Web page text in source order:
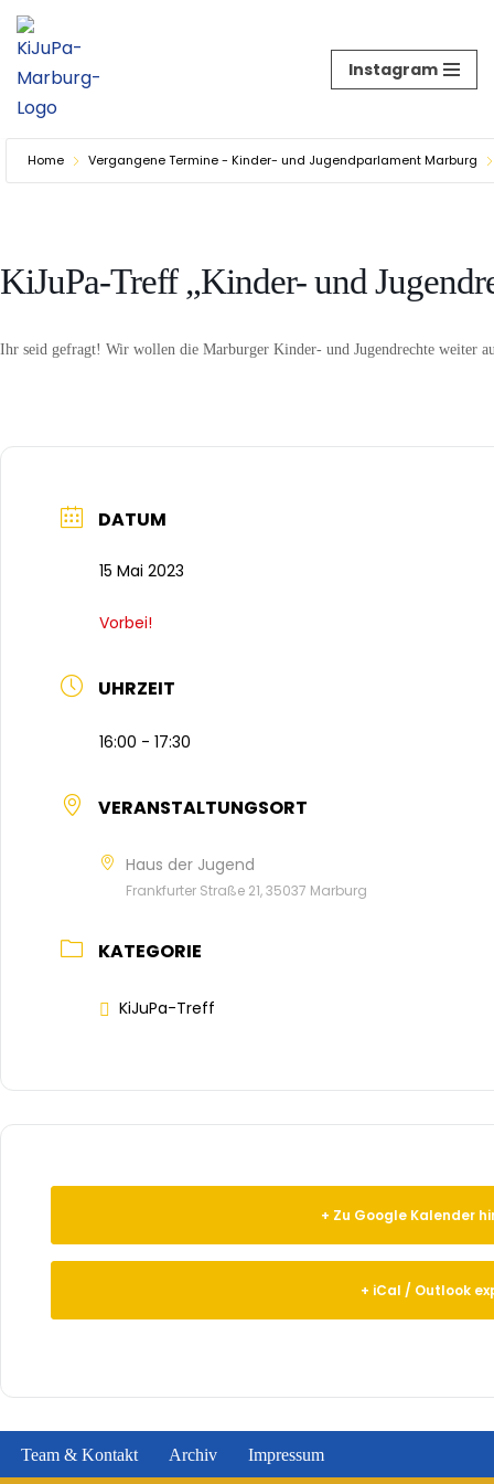
Zum
Inhalt
springen
Instagram
Home Vergangene Termine - Kinder- und Jugendparlament Marburg
KiJuPa-Treff „Kinder- und
Ihr seid gefragt! Wir wollen die Marburger Kinder- und Jugendrechte weiter
DATUM
15 Mai 2023
Vorbei!
UHRZEIT
16:00 - 17:30
VERANSTALTUNGSORT
Haus der Jugend
Frankfurter Straße 21, 35037 Marburg
KATEGORIE
KiJuPa-Treff
+ Zu Google Kalender
+ iCal / Outlook
Team & Kontakt Archiv Impressum